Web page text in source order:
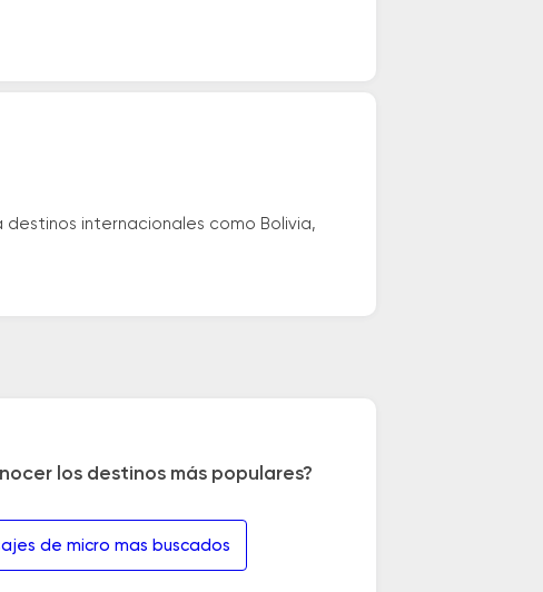
internacionales como Bolivia,
los destinos más populares?
de micro mas buscados